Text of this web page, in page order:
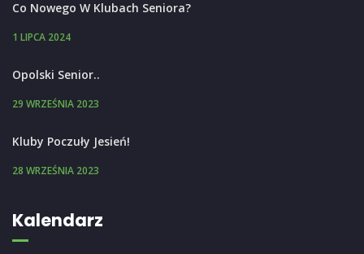
Co Nowego W Klubach Seniora?
1 LIPCA 2024
Opolski Senior..
29 WRZEŚNIA 2023
Kluby Poczuły Jesień!
28 WRZEŚNIA 2023
Kalendarz